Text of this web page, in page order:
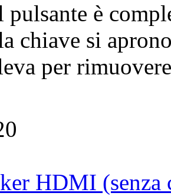
pulsante è
chiave si
per
HDMI (senza